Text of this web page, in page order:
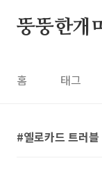
뚱뚱한개미
홈 태그
옐로카드 트러블